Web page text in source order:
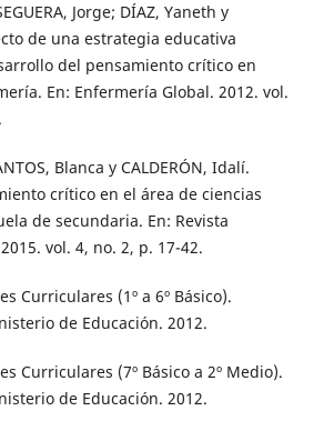
Jorge; DÍAZ, Yaneth y
de una estrategia educativa
del pensamiento crítico en
En: Enfermería Global. 2012. vol.
Blanca y CALDERÓN, Idalí.
crítico en el área de ciencias
de secundaria. En: Revista
vol. 4, no. 2, p. 17-42.
Curriculares (1º a 6º Básico).
de Educación. 2012.
Curriculares (7º Básico a 2º Medio).
de Educación. 2012.